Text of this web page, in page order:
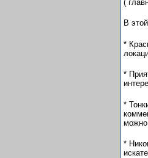
(
В
*
*
*
можно
*